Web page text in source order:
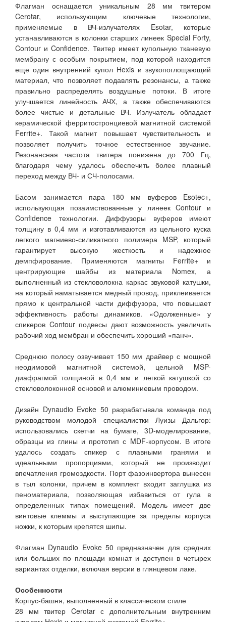
Флагман оснащается уникальным 28 мм твитером
Cerotar, использующим ключевые технологии,
применяемые в ВЧ-излучателях Esotar, которые
устанавливаются в колонки старших линеек Special Forty,
Contour и Confidence. Твитер имеет купольную тканевую
мембрану с особым покрытием, под которой находится
еще один внутренний купол Hexis и звукопоглощающий
материал, что позволяет подавлять резонансы, а также
правильно распределять воздушные потоки. В итоге
улучшается линейность АЧХ, а также обеспечиваются
более чистые и детальные ВЧ. Излучатель обладает
керамической ферритостронциевой магнитной системой
Ferrite+. Такой магнит повышает чувствительность и
позволяет получить точное естественное звучание.
Резонансная частота твитера понижена до 700 Гц,
благодаря чему удалось обеспечить более плавный
переход между ВЧ- и СЧ-полосами.
Басом занимается пара 180 мм вуферов Esotec+,
использующая позаимствованные у линеек Contour и
Confidence технологии. Диффузоры вуферов имеют
толщину в 0,4 мм и изготавливаются из цельного куска
легкого магниево-силикатного полимера MSP, который
гарантирует высокую жесткость и надежное
демпфирование. Применяются магниты Ferrite+ и
центрирующие шайбы из материала Nomex, а
выполненный из стекловолокна каркас звуковой катушки,
на который наматывается медный провод, приклеивается
прямо к центральной части диффузора, что повышает
эффективность работы динамиков. «Одолженные» у
спикеров Contour подвесы дают возможность увеличить
рабочий ход мембран и обеспечить хороший «панч».
Среднюю полосу озвучивает 150 мм драйвер с мощной
неодимовой магнитной системой, цельной MSP-
диафрагмой толщиной в 0,4 мм и легкой катушкой со
стекловолоконной основой и алюминиевым проводом.
Дизайн Dynaudio Evoke 50 разрабатывала команда под
руководством молодой специалистки Луизы Дальгор:
использовались скетчи на бумаге, 3D-моделирование,
образцы из глины и прототип с MDF-корпусом. В итоге
удалось создать спикер с плавными гранями и
идеальными пропорциями, который не производит
впечатления громоздкости. Порт фазоинвертора вынесен
в тыл колонки, причем в комплект входит заглушка из
пеноматериала, позволяющая избавиться от гула в
определенных типах помещений. Модель имеет две
винтовые клеммы и выступающие за пределы корпуса
ножки, к которым крепятся шипы.
Флагман Dynaudio Evoke 50 предназначен для средних
или больших по площади комнат и доступен в четырех
вариантах отделки, включая версии в глянцевом лаке.
Особенности
Корпус-башня, выполненный в классическом стиле
28 мм твитер Cerotar с дополнительным внутренним